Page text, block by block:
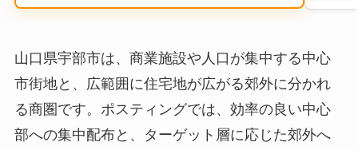
山口県宇部市は、商業施設や人口が集中する中心
市街地と、広範囲に住宅地が広がる郊外に分かれ
る商圏です。ポスティングでは、効率の良い中心
部への集中配布と、ターゲット層に応じた郊外へ